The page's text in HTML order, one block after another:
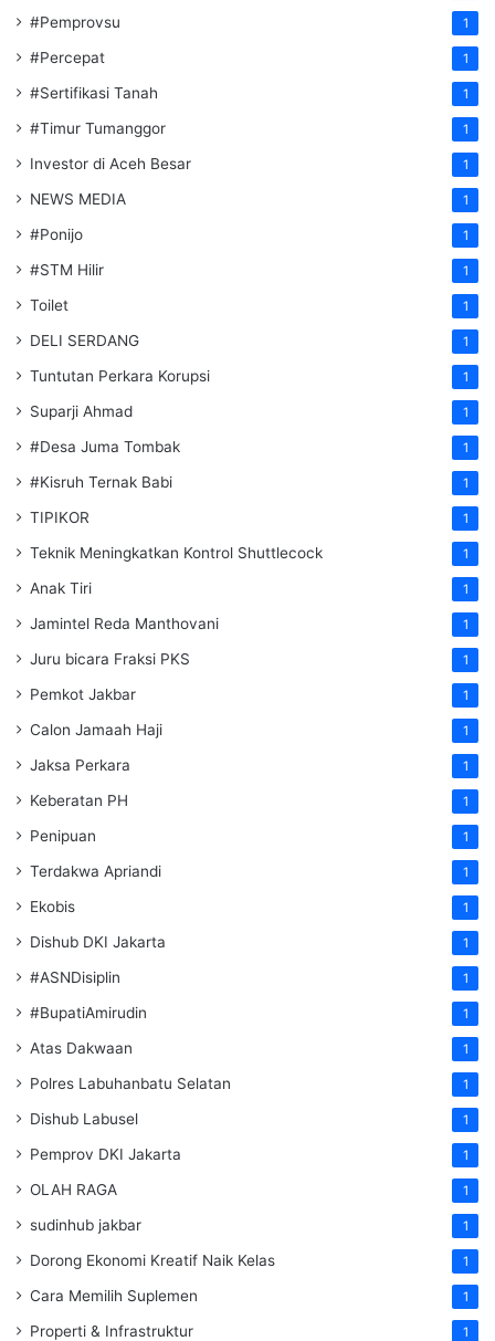
#Pemprovsu 1
#Percepat 1
#Sertifikasi Tanah 1
#Timur Tumanggor 1
Investor di Aceh Besar 1
NEWS MEDIA 1
#Ponijo 1
#STM Hilir 1
Toilet 1
DELI SERDANG 1
Tuntutan Perkara Korupsi 1
Suparji Ahmad 1
#Desa Juma Tombak 1
#Kisruh Ternak Babi 1
TIPIKOR 1
Teknik Meningkatkan Kontrol Shuttlecock 1
Anak Tiri 1
Jamintel Reda Manthovani 1
Juru bicara Fraksi PKS 1
Pemkot Jakbar 1
Calon Jamaah Haji 1
Jaksa Perkara 1
Keberatan PH 1
Penipuan 1
Terdakwa Apriandi 1
Ekobis 1
Dishub DKI Jakarta 1
#ASNDisiplin 1
#BupatiAmirudin 1
Atas Dakwaan 1
Polres Labuhanbatu Selatan 1
Dishub Labusel 1
Pemprov DKI Jakarta 1
OLAH RAGA 1
sudinhub jakbar 1
Dorong Ekonomi Kreatif Naik Kelas 1
Cara Memilih Suplemen 1
Properti & Infrastruktur 1